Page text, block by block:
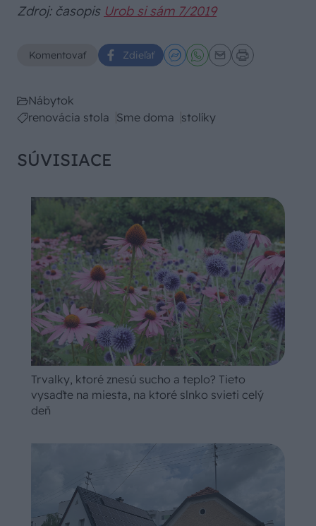
Zdroj: časopis Urob si sám 7/2019
Komentovať Zdieľať
Nábytok
renovácia stola Sme doma stolíky
SÚVISIACE
Trvalky, ktoré znesú sucho a teplo? Tieto
vysaďte na miesta, na ktoré slnko svieti celý
deň